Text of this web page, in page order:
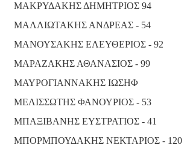
ΜΑΚΡΥΔΑΚΗΣ ΔΗΜΗΤΡΙΟΣ 94
ΜΑΛΛΙΩΤΑΚΗΣ ΑΝΔΡΕΑΣ - 54
ΜΑΝΟΥΣΑΚΗΣ ΕΛΕΥΘΕΡΙΟΣ - 92
ΜΑΡΑΖΑΚΗΣ ΑΘΑΝΑΣΙΟΣ - 99
ΜΑΥΡΟΓΙΑΝΝΑΚΗΣ ΙΩΣΗΦ
ΜΕΛΙΣΣΩΤΗΣ ΦΑΝΟΥΡΙΟΣ - 53
ΜΠΑΞΙΒΑΝΗΣ ΕΥΣΤΡΑΤΙΟΣ - 41
ΜΠΟΡΜΠΟΥΔΑΚΗΣ ΝΕΚΤΑΡΙΟΣ - 120